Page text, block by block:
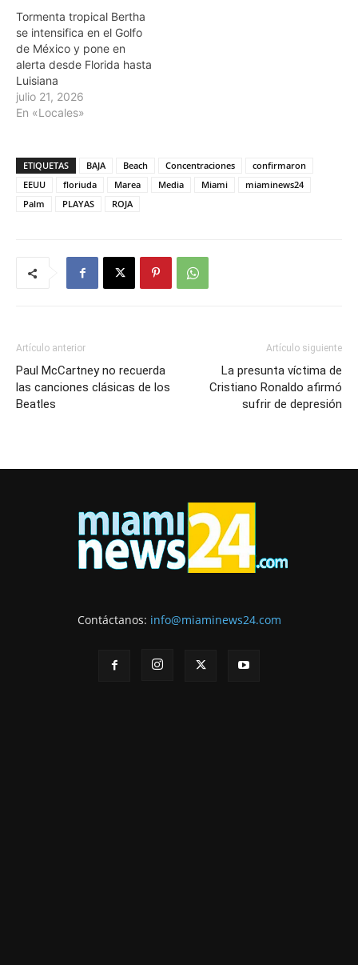
Tormenta tropical Bertha
se intensifica en el Golfo
de México y pone en
alerta desde Florida hasta
Luisiana
julio 21, 2026
En «Locales»
ETIQUETAS BAJA Beach Concentraciones
confirmaron
EEUU
floriuda Marea Media Miami
miaminews24
Palm
PLAYAS ROJA
Artículo anterior
Paul McCartney no recuerda
las canciones clásicas de los
Beatles
Artículo siguiente
La presunta víctima de
Cristiano Ronaldo afirmó
sufrir de depresión
Contáctanos: info@miaminews24.com